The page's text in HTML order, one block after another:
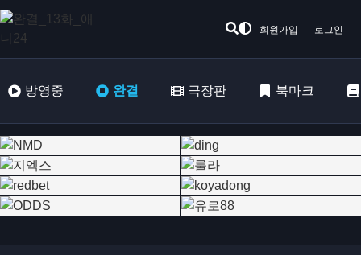
회원가입 로그인
방영중 완결 극장판 북마크